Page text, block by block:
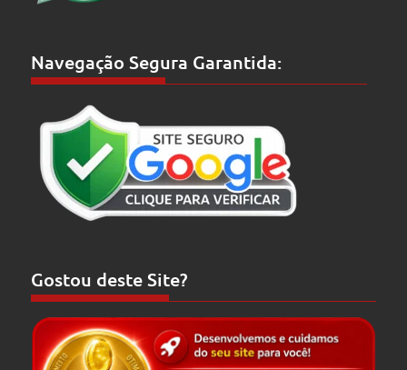
Navegação Segura Garantida:
Gostou deste Site?